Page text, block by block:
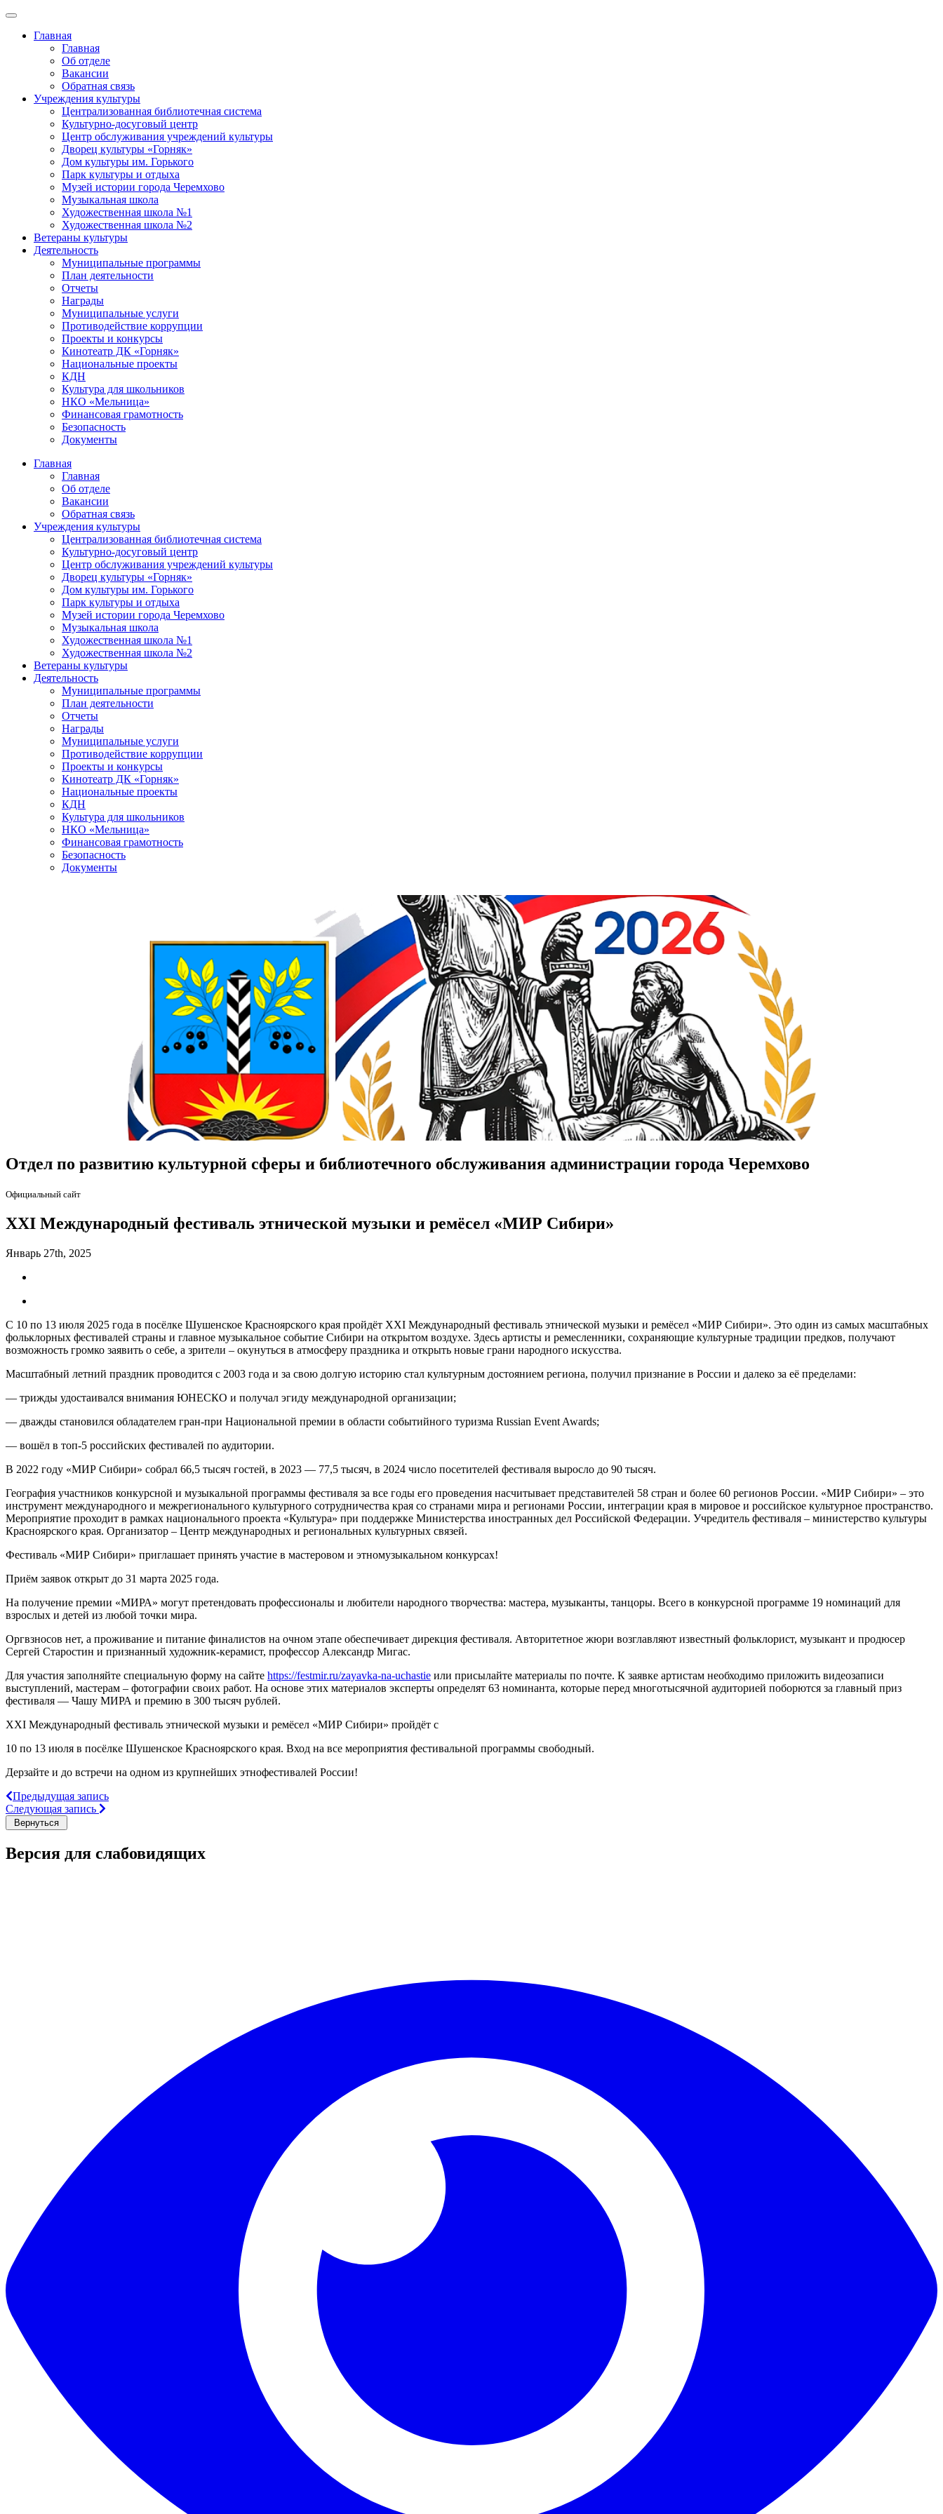
Главная
Главная
Об отделе
Вакансии
Обратная связь
Учреждения культуры
Централизованная библиотечная система
Культурно-досуговый центр
Центр обслуживания учреждений культуры
Дворец культуры «Горняк»
Дом культуры им. Горького
Парк культуры и отдыха
Музей истории города Черемхово
Музыкальная школа
Художественная школа №1
Художественная школа №2
Ветераны культуры
Деятельность
Муниципальные программы
План деятельности
Отчеты
Награды
Муниципальные услуги
Противодействие коррупции
Проекты и конкурсы
Кинотеатр ДК «Горняк»
Национальные проекты
КДН
Культура для школьников
НКО «Мельница»
Финансовая грамотность
Безопасность
Документы
Главная
Главная
Об отделе
Вакансии
Обратная связь
Учреждения культуры
Централизованная библиотечная система
Культурно-досуговый центр
Центр обслуживания учреждений культуры
Дворец культуры «Горняк»
Дом культуры им. Горького
Парк культуры и отдыха
Музей истории города Черемхово
Музыкальная школа
Художественная школа №1
Художественная школа №2
Ветераны культуры
Деятельность
Муниципальные программы
План деятельности
Отчеты
Награды
Муниципальные услуги
Противодействие коррупции
Проекты и конкурсы
Кинотеатр ДК «Горняк»
Национальные проекты
КДН
Культура для школьников
НКО «Мельница»
Финансовая грамотность
Безопасность
Документы
Отдел по развитию культурной сферы и библиотечного обслуживания администрации города Черемхово
Официальный сайт
XXI Международный фестиваль этнической музыки и ремёсел «МИР Сибири»
Январь 27th, 2025
С 10 по 13 июля 2025 года в посёлке Шушенское Красноярского края пройдёт XXI Международный фестиваль этнической музыки и ремёсел «МИР Сибири». Это один из самых масштабных
фольклорных фестивалей страны и главное музыкальное событие Сибири на открытом воздухе. Здесь артисты и ремесленники, сохраняющие культурные традиции предков, получают
возможность громко заявить о себе, а зрители – окунуться в атмосферу праздника и открыть новые грани народного искусства.
Масштабный летний праздник проводится с 2003 года и за свою долгую историю стал культурным достоянием региона, получил признание в России и далеко за её пределами:
— трижды удостаивался внимания ЮНЕСКО и получал эгиду международной организации;
— дважды становился обладателем гран-при Национальной премии в области событийного туризма Russian Еvent Awards;
— вошёл в топ-5 российских фестивалей по аудитории.
В 2022 году «МИР Сибири» собрал 66,5 тысяч гостей, в 2023 — 77,5 тысяч, в 2024 число посетителей фестиваля выросло до 90 тысяч.
География участников конкурсной и музыкальной программы фестиваля за все годы его проведения насчитывает представителей 58 стран и более 60 регионов России. «МИР Сибири» – это
инструмент международного и межрегионального культурного сотрудничества края со странами мира и регионами России, интеграции края в мировое и российское культурное пространство.
Мероприятие проходит в рамках национального проекта «Культура» при поддержке Министерства иностранных дел Российской Федерации. Учредитель фестиваля – министерство культуры
Красноярского края. Организатор – Центр международных и региональных культурных связей.
Фестиваль «МИР Сибири» приглашает принять участие в мастеровом и этномузыкальном конкурсах!
Приём заявок открыт до 31 марта 2025 года.
На получение премии «МИРА» могут претендовать профессионалы и любители народного творчества: мастера, музыканты, танцоры. Всего в конкурсной программе 19 номинаций для
взрослых и детей из любой точки мира.
Оргвзносов нет, а проживание и питание финалистов на очном этапе обеспечивает дирекция фестиваля. Авторитетное жюри возглавляют известный фольклорист, музыкант и продюсер
Сергей Старостин и признанный художник-керамист, профессор Александр Мигас.
Для участия заполняйте специальную форму на сайте https://festmir.ru/zayavka-na-uchastie или присылайте материалы по почте. К заявке артистам необходимо приложить видеозаписи
выступлений, мастерам – фотографии своих работ. На основе этих материалов эксперты определят 63 номинанта, которые перед многотысячной аудиторией поборются за главный приз
фестиваля — Чашу МИРА и премию в 300 тысяч рублей.
XXI Международный фестиваль этнической музыки и ремёсел «МИР Сибири» пройдёт с
10 по 13 июля в посёлке Шушенское Красноярского края. Вход на все мероприятия фестивальной программы свободный.
Дерзайте и до встречи на одном из крупнейших этнофестивалей России!
Предыдущая запись
Следующая запись
Версия для слабовидящих